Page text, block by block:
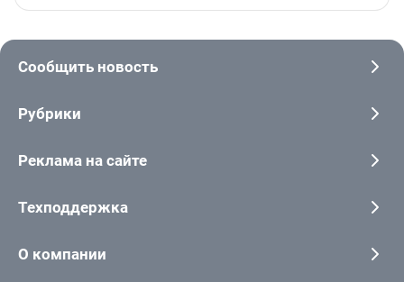
Сообщить новость
Рубрики
Реклама на сайте
Техподдержка
О компании